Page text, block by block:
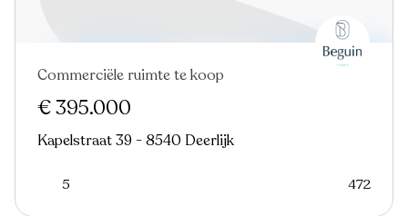
Commerciële ruimte te koop
€ 395.000
Kapelstraat 39 - 8540 Deerlijk
5 472